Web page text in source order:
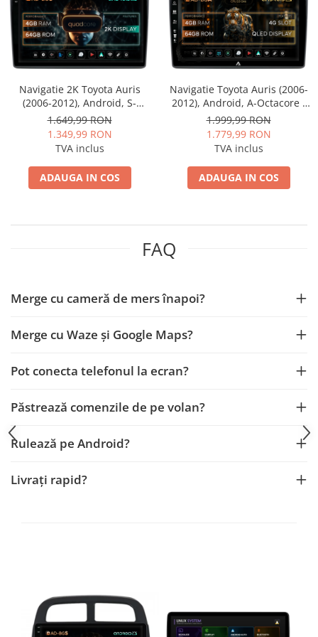
Mitsubishi
Land Rover
Mazda
Isuzu
Porsche
Ssangyong
Rame adaptoare Mazda
Rame adaptoare Kia
Rame adaptoare Alfa Romeo
Rame adaptoare Nissan
Rame adaptoare Fiat
Rame adaptoare Hyundai
Rame adaptoare Iveco
Rame adaptoare Smart
Navigatie 2K Toyota Auris
(2006-2012), Android, S-
Quadcore / 4GB RAM + 64GB
ROM, 9.5 Inch - AD-
BGS90042K+AD-BGRKIT091V2
1.649,99 RON
1.349,99 RON
TVA inclus
ADAUGA IN COS
Navigatie Toyota Auris (2006-
2012), Android, A-Octacore /
4GB RAM + 64GB ROM, 9 Inch
- AD-BGA9004+AD-
BGRKIT091V2
1.999,99 RON
1.779,99 RON
TVA inclus
ADAUGA IN COS
FAQ
Merge cu cameră de mers înapoi?
Merge cu Waze și Google Maps?
Pot conecta telefonul la ecran?
Păstrează comenzile de pe volan?
Rulează pe Android?
Livrați rapid?